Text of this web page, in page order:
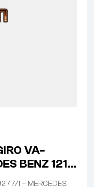
VA-
BENZ 1218
1 – MERCEDES